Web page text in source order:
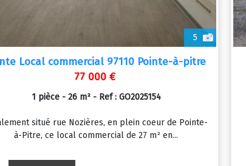
5
Local commercial 97110 Pointe-à-pitre
77 000 €
1 pièce - 26 m² - Ref : GO2025154
situé rue Nozières, en plein coeur de Pointe-
à-Pitre, ce local commercial de 27 m² en...